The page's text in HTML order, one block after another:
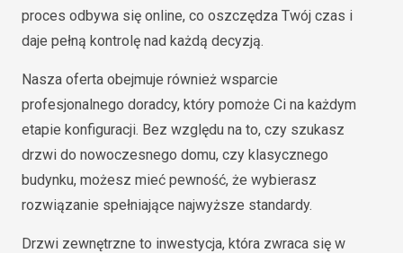
proces odbywa się online, co oszczędza Twój czas i
daje pełną kontrolę nad każdą decyzją.
Nasza oferta obejmuje również wsparcie
profesjonalnego doradcy, który pomoże Ci na każdym
etapie konfiguracji. Bez względu na to, czy szukasz
drzwi do nowoczesnego domu, czy klasycznego
budynku, możesz mieć pewność, że wybierasz
rozwiązanie spełniające najwyższe standardy.
Drzwi zewnętrzne to inwestycja, która zwraca się w